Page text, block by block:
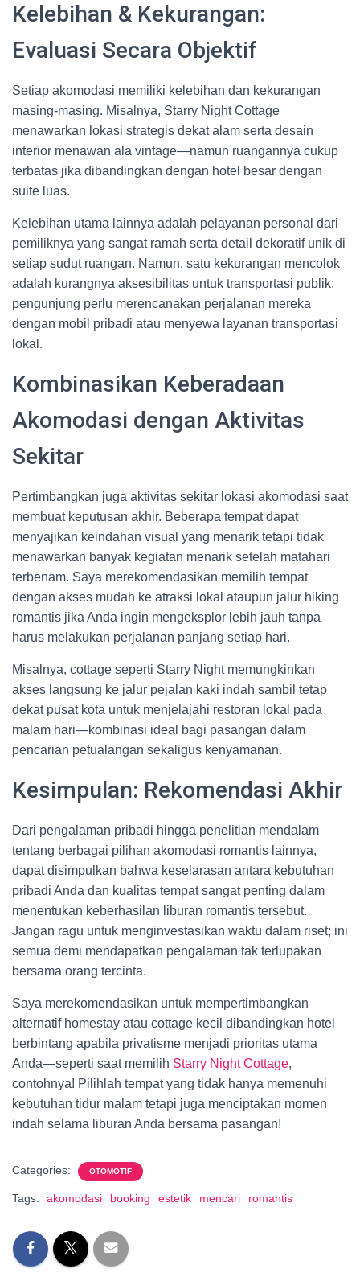
Kelebihan & Kekurangan:
Evaluasi Secara Objektif
Setiap akomodasi memiliki kelebihan dan kekurangan
masing-masing. Misalnya, Starry Night Cottage
menawarkan lokasi strategis dekat alam serta desain
interior menawan ala vintage—namun ruangannya cukup
terbatas jika dibandingkan dengan hotel besar dengan
suite luas.
Kelebihan utama lainnya adalah pelayanan personal dari
pemiliknya yang sangat ramah serta detail dekoratif unik di
setiap sudut ruangan. Namun, satu kekurangan mencolok
adalah kurangnya aksesibilitas untuk transportasi publik;
pengunjung perlu merencanakan perjalanan mereka
dengan mobil pribadi atau menyewa layanan transportasi
lokal.
Kombinasikan Keberadaan
Akomodasi dengan Aktivitas
Sekitar
Pertimbangkan juga aktivitas sekitar lokasi akomodasi saat
membuat keputusan akhir. Beberapa tempat dapat
menyajikan keindahan visual yang menarik tetapi tidak
menawarkan banyak kegiatan menarik setelah matahari
terbenam. Saya merekomendasikan memilih tempat
dengan akses mudah ke atraksi lokal ataupun jalur hiking
romantis jika Anda ingin mengeksplor lebih jauh tanpa
harus melakukan perjalanan panjang setiap hari.
Misalnya, cottage seperti Starry Night memungkinkan
akses langsung ke jalur pejalan kaki indah sambil tetap
dekat pusat kota untuk menjelajahi restoran lokal pada
malam hari—kombinasi ideal bagi pasangan dalam
pencarian petualangan sekaligus kenyamanan.
Kesimpulan: Rekomendasi Akhir
Dari pengalaman pribadi hingga penelitian mendalam
tentang berbagai pilihan akomodasi romantis lainnya,
dapat disimpulkan bahwa keselarasan antara kebutuhan
pribadi Anda dan kualitas tempat sangat penting dalam
menentukan keberhasilan liburan romantis tersebut.
Jangan ragu untuk menginvestasikan waktu dalam riset; ini
semua demi mendapatkan pengalaman tak terlupakan
bersama orang tercinta.
Saya merekomendasikan untuk mempertimbangkan
alternatif homestay atau cottage kecil dibandingkan hotel
berbintang apabila privatisme menjadi prioritas utama
Anda—seperti saat memilih Starry Night Cottage,
contohnya! Pilihlah tempat yang tidak hanya memenuhi
kebutuhan tidur malam tetapi juga menciptakan momen
indah selama liburan Anda bersama pasangan!
Categories: OTOMOTIF
Tags: akomodasi booking estetik mencari romantis